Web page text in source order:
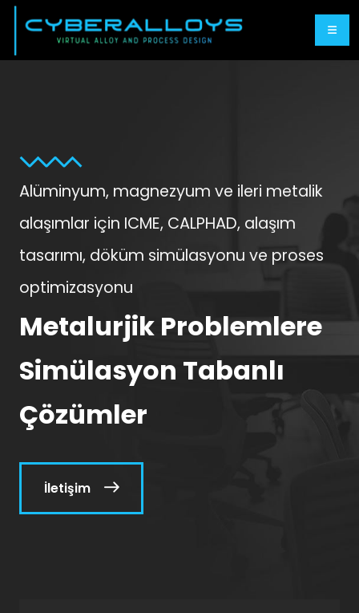
Alüminyum, magnezyum ve ileri metalik
alaşımlar için ICME, CALPHAD, alaşım
tasarımı, döküm simülasyonu ve proses
optimizasyonu
Metalurjik Problemlere
Simülasyon Tabanlı
Çözümler
İletişim